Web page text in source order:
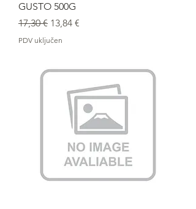
GUSTO 500G
Redovna cijena
17,30 € Cijena s popustom
13,84 €
PDV uključen